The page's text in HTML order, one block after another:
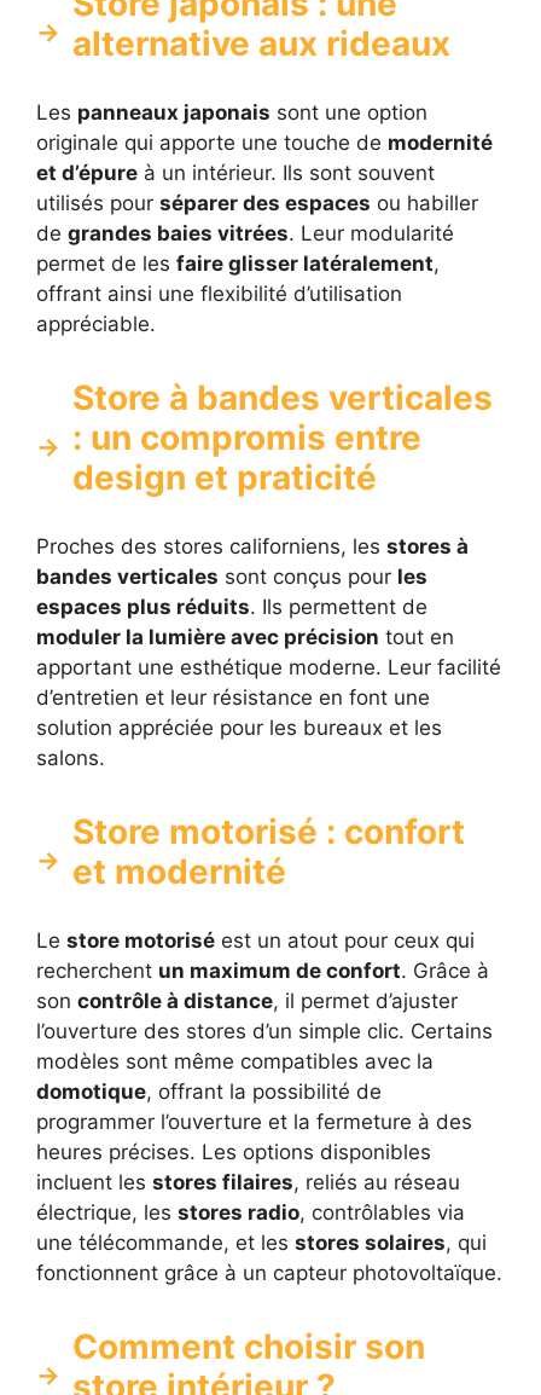
alternative aux rideaux
Les panneaux japonais sont une option
originale qui apporte une touche de modernité
et d’épure à un intérieur. Ils sont souvent
utilisés pour séparer des espaces ou habiller
de grandes baies vitrées. Leur modularité
permet de les faire glisser latéralement,
offrant ainsi une flexibilité d’utilisation
appréciable.
Store à bandes verticales
: un compromis entre
design et praticité
Proches des stores californiens, les stores à
bandes verticales sont conçus pour les
espaces plus réduits. Ils permettent de
moduler la lumière avec précision tout en
apportant une esthétique moderne. Leur facilité
d’entretien et leur résistance en font une
solution appréciée pour les bureaux et les
salons.
Store motorisé : confort
et modernité
Le store motorisé est un atout pour ceux qui
recherchent un maximum de confort. Grâce à
son contrôle à distance, il permet d’ajuster
l’ouverture des stores d’un simple clic. Certains
modèles sont même compatibles avec la
domotique, offrant la possibilité de
programmer l’ouverture et la fermeture à des
heures précises. Les options disponibles
incluent les stores filaires, reliés au réseau
électrique, les stores radio, contrôlables via
une télécommande, et les stores solaires, qui
fonctionnent grâce à un capteur photovoltaïque.
Comment choisir son
store intérieur ?